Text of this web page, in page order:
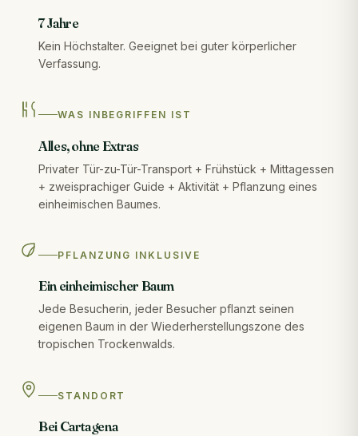
7 Jahre
Kein Höchstalter. Geeignet bei guter körperlicher
Verfassung.
WAS INBEGRIFFEN IST
Alles, ohne Extras
Privater Tür-zu-Tür-Transport + Frühstück + Mittagessen
+ zweisprachiger Guide + Aktivität + Pflanzung eines
einheimischen Baumes.
PFLANZUNG INKLUSIVE
Ein einheimischer Baum
Jede Besucherin, jeder Besucher pflanzt seinen
eigenen Baum in der Wiederherstellungszone des
tropischen Trockenwalds.
STANDORT
Bei Cartagena